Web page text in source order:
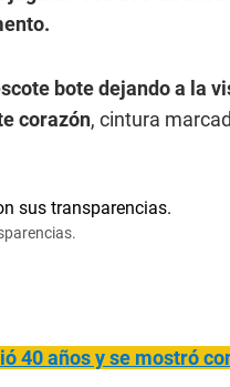
bote dejando a la
corazón, cintura
40 años y se mostró